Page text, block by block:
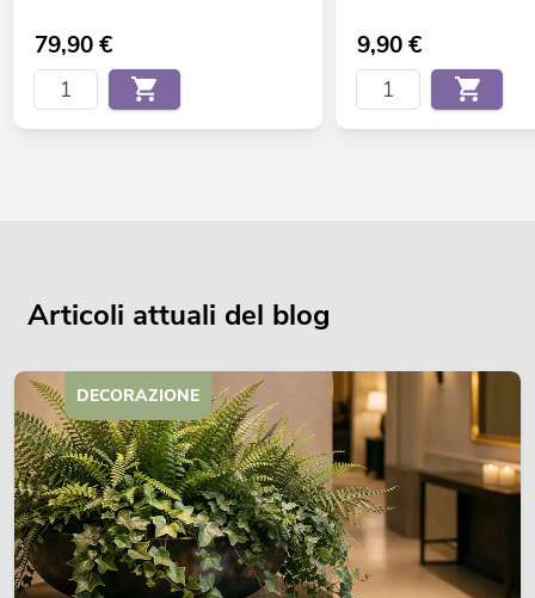
79,90€ 9,90€
Articoli attuali del blog
DECORAZIONE